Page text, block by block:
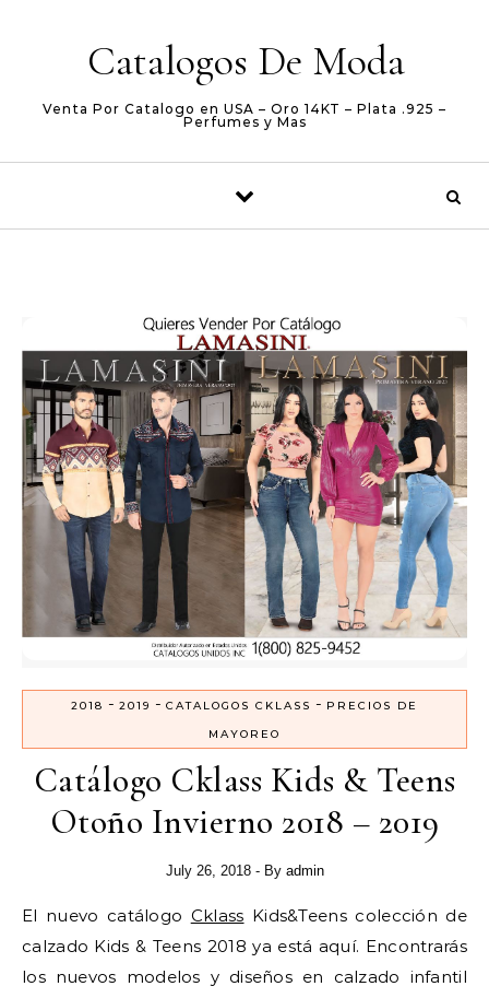
Catalogos De Moda
Venta Por Catalogo en USA – Oro 14KT – Plata .925 –
Perfumes y Mas
2018 - 2019 - CATALOGOS CKLASS - PRECIOS DE
MAYOREO
Catálogo Cklass Kids & Teens
Otoño Invierno 2018 – 2019
July 26, 2018 - By admin
El nuevo catálogo Cklass Kids&Teens colección de
calzado Kids & Teens 2018 ya está aquí. Encontrarás
los nuevos modelos y diseños en calzado infantil